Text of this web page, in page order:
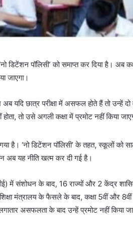
डिटेंशन पॉलिसी’ को समाप्त कर दिया है। अब
जाएगा।
यदि छात्र परीक्षा में असफल होते हैं तो उन्हें
होता, तो उसे अगली कक्षा में प्रमोट नहीं किया
गया है। ‘नो डिटेंशन पॉलिसी’ के तहत, स्कूलों को
अब यह नीति खत्म कर दी गई है।
में संशोधन के बाद, 16 राज्यों और 2 केंद्र
मंत्रालय के फैसले के बाद, कक्षा 5वीं और
असफलता के बाद उन्हें प्रमोट नहीं किया